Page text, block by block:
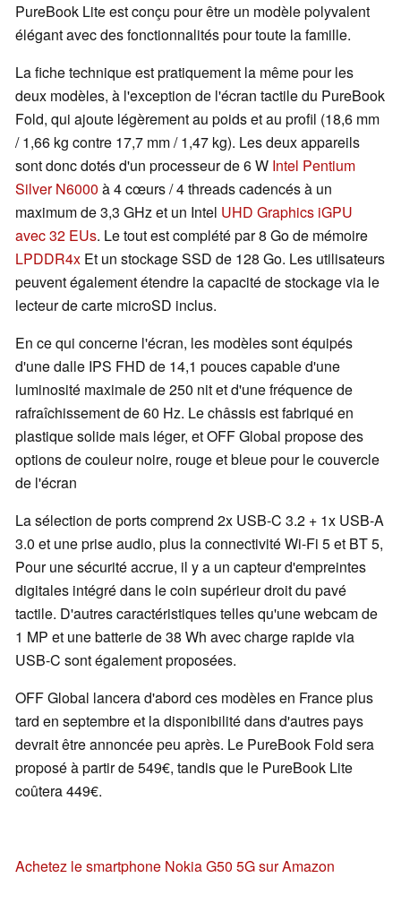
PureBook Lite est conçu pour être un modèle polyvalent
élégant avec des fonctionnalités pour toute la famille.
La fiche technique est pratiquement la même pour les
deux modèles, à l'exception de l'écran tactile du PureBook
Fold, qui ajoute légèrement au poids et au profil (18,6 mm
/ 1,66 kg contre 17,7 mm / 1,47 kg). Les deux appareils
sont donc dotés d'un processeur de 6 W Intel Pentium
Silver N6000 à 4 cœurs / 4 threads cadencés à un
maximum de 3,3 GHz et un Intel UHD Graphics iGPU
avec 32 EUs. Le tout est complété par 8 Go de mémoire
LPDDR4x Et un stockage SSD de 128 Go. Les utilisateurs
peuvent également étendre la capacité de stockage via le
lecteur de carte microSD inclus.
En ce qui concerne l'écran, les modèles sont équipés
d'une dalle IPS FHD de 14,1 pouces capable d'une
luminosité maximale de 250 nit et d'une fréquence de
rafraîchissement de 60 Hz. Le châssis est fabriqué en
plastique solide mais léger, et OFF Global propose des
options de couleur noire, rouge et bleue pour le couvercle
de l'écran
La sélection de ports comprend 2x USB-C 3.2 + 1x USB-A
3.0 et une prise audio, plus la connectivité Wi-Fi 5 et BT 5,
Pour une sécurité accrue, il y a un capteur d'empreintes
digitales intégré dans le coin supérieur droit du pavé
tactile. D'autres caractéristiques telles qu'une webcam de
1 MP et une batterie de 38 Wh avec charge rapide via
USB-C sont également proposées.
OFF Global lancera d'abord ces modèles en France plus
tard en septembre et la disponibilité dans d'autres pays
devrait être annoncée peu après. Le PureBook Fold sera
proposé à partir de 549€, tandis que le PureBook Lite
coûtera 449€.
Achetez le smartphone Nokia G50 5G sur Amazon